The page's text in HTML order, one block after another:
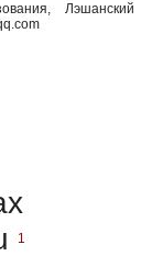
Лэшанский
1